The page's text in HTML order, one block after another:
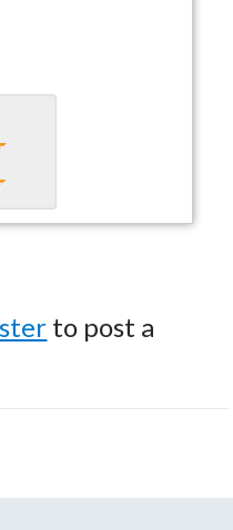
to post a